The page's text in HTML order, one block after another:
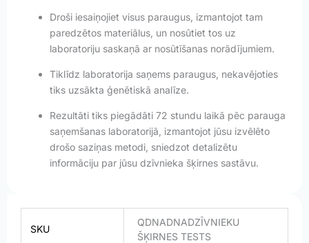
Droši iesaiņojiet visus paraugus, izmantojot tam
paredzētos materiālus, un nosūtiet tos uz
laboratoriju saskaņā ar nosūtīšanas norādījumiem.
Tiklīdz laboratorija saņems paraugus, nekavējoties
tiks uzsākta ģenētiskā analīze.
Rezultāti tiks piegādāti 72 stundu laikā pēc parauga
saņemšanas laboratorijā, izmantojot jūsu izvēlēto
drošo saziņas metodi, sniedzot detalizētu
informāciju par jūsu dzīvnieka šķirnes sastāvu.
SKU
QDNADNADZĪVNIEKU
ŠĶIRNES TESTS